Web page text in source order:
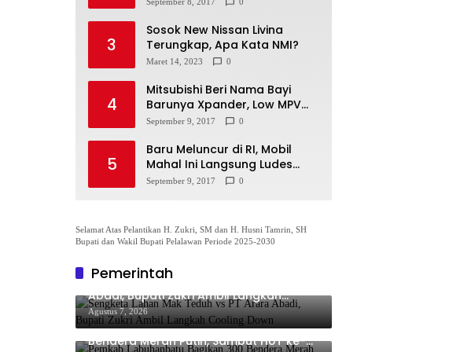
3
Sosok New Nissan Livina
Terungkap, Apa Kata NMI?
Maret 14, 2023 0
4
Mitsubishi Beri Nama Bayi
Barunya Xpander, Low MPV
Pesaing Avanza cs
September 9, 2017 0
5
Baru Meluncur di RI, Mobil
Mahal Ini Langsung Ludes
Terjual
September 9, 2017 0
Selamat Atas Pelantikan H. Zukri, SM dan H. Husni Tamrin, SH
Bupati dan Wakil Bupati Pelalawan Periode 2025-2030
Pemerintah
Sengketa Lahan Mak Teduh vs PT Arara
Abadi, Bupati Zukri Ambil Langkah
Cooling Down
Agustus 7, 2026
Pemkab Labuhanbatu Bagikan 300
Bendera Merah Putih, Sambut HUT ke-81